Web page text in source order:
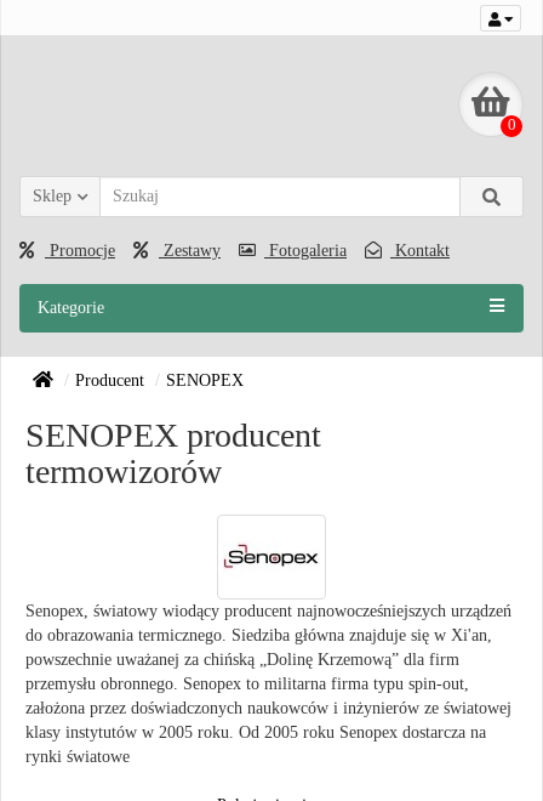
0
Sklep
Promocje Zestawy Fotogaleria Kontakt
Kategorie
Producent SENOPEX
SENOPEX producent
termowizorów
Senopex, światowy wiodący producent najnowocześniejszych urządzeń
do obrazowania termicznego. Siedziba główna znajduje się w Xi'an,
powszechnie uważanej za chińską „Dolinę Krzemową” dla firm
przemysłu obronnego. Senopex to militarna firma typu spin-out,
założona przez doświadczonych naukowców i inżynierów ze światowej
klasy instytutów w 2005 roku. Od 2005 roku Senopex dostarcza na
rynki światowe